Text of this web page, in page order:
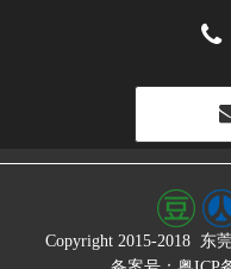

Copyright 2015-2018 东